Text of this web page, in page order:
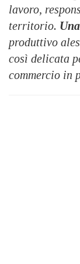
lavoro,
territorio.
produttivo
così delicata
commercio in